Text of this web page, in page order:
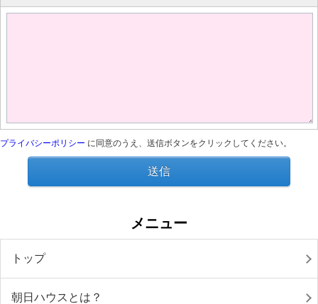
プライバシーポリシー に同意のうえ、送信ボタンをクリックしてください。
送信
メニュー
トップ
朝日ハウスとは？